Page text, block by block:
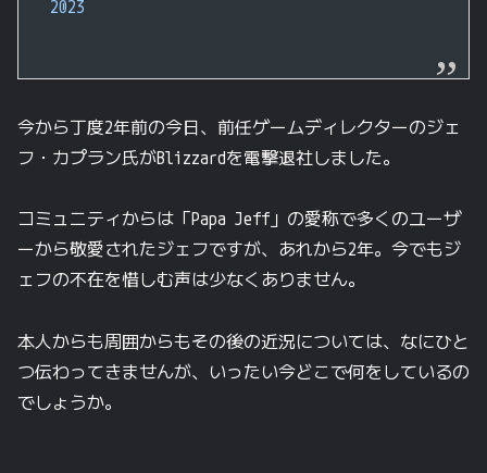
2023
今から丁度2年前の今日、前任ゲームディレクターのジェ
フ・カプラン氏がBlizzardを電撃退社しました。
コミュニティからは「Papa Jeff」の愛称で多くのユーザ
ーから敬愛されたジェフですが、あれから2年。今でもジ
ェフの不在を惜しむ声は少なくありません。
本人からも周囲からもその後の近況については、なにひと
つ伝わってきませんが、いったい今どこで何をしているの
でしょうか。